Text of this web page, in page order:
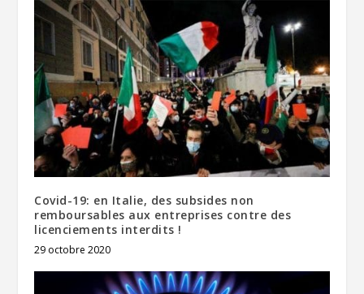
Covid-19: en Italie, des subsides non
remboursables aux entreprises contre des
licenciements interdits !
29 octobre 2020